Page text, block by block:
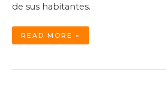
de sus habitantes.
LAS
TIC
QUE
DE
READ MORE »